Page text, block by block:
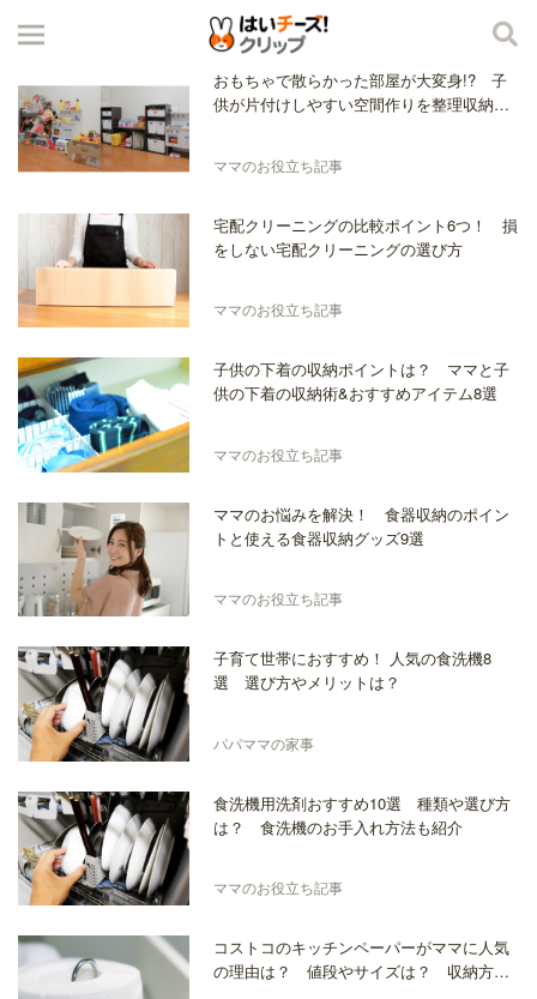
おもちゃで散らかった部屋が大変身!? 子
供が片付けしやすい空間作りを整理収納の
ママのお役立ち記事
宅配クリーニングの比較ポイント6つ！ 損
をしない宅配クリーニングの選び方
ママのお役立ち記事
子供の下着の収納ポイントは？ ママと子
供の下着の収納術&おすすめアイテム8選
ママのお役立ち記事
ママのお悩みを解決！ 食器収納のポイン
トと使える食器収納グッズ9選
ママのお役立ち記事
子育て世帯におすすめ！ 人気の食洗機8
選 選び方やメリットは？
パパママの家事
食洗機用洗剤おすすめ10選 種類や選び方
は？ 食洗機のお手入れ方法も紹介
ママのお役立ち記事
コストコのキッチンペーパーがママに人気
の理由は？ 値段やサイズは？ 収納方法